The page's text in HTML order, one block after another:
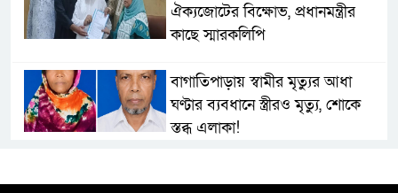
ঐক্যজোটের বিক্ষোভ, প্রধানমন্ত্রীর
কাছে স্মারকলিপি
বাগাতিপাড়ায় স্বামীর মৃত্যুর আধা
ঘণ্টার ব্যবধানে স্ত্রীরও মৃত্যু, শোকে
স্তব্ধ এলাকা!